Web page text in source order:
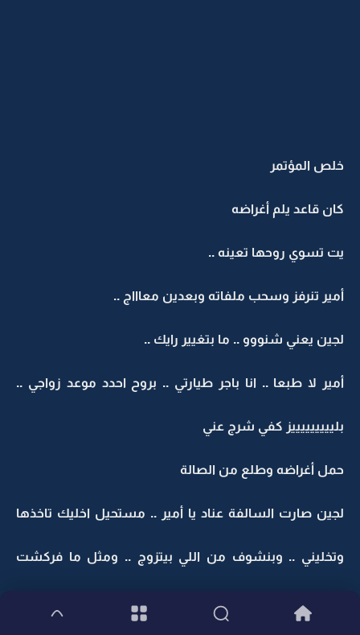
خلص المؤتمر
كان قاعد يلم أغراضه
يت تسوي روحها تعينه ..
أمير تنرفز وسحب ملفاته وبعدين معاااج ..
لجين يعني شنووو .. ما بتغيير رايك ..
أمير لا طبعا .. انا باجر طيارتي .. بروح احدد موعد زواجي ..
بليييييييييز كفي شرج عني
حمل أغراضه وطلع من الصالة
لجين صارت السالفة عناد يا أمير .. مستحيل اخليك تاخذها
وتخليني .. وبنشوف من اللي بيتزوج .. ومثل ما فركشت